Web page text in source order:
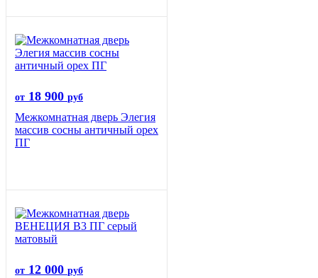
от 18 900 руб
Межкомнатная дверь Элегия
массив сосны античный орех
ПГ
от 12 000 руб